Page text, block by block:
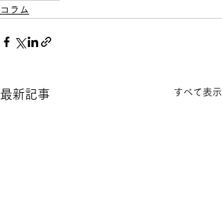
コラム
最新記事 すべて表示